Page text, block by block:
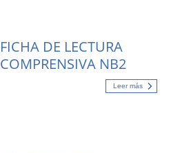
FICHA DE LECTURA
COMPRENSIVA NB2
Leer más